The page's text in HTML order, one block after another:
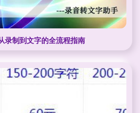
录制到文字的全流程指南